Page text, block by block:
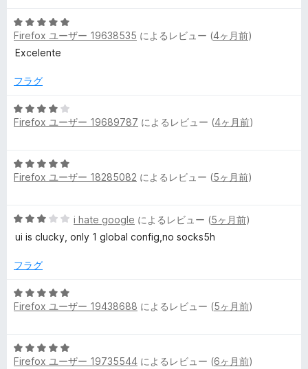
価
中
3
の
価
5
段
階
5
評
価
Firefox ユーザー 19638535 によるレビュー (4ヶ月前)
Excelente
フラグ
5
段
4
の
Firefox ユーザー 19689787 によるレビュー (4ヶ月前)
5
段
5
の
価
Firefox ユーザー 18285082 によるレビュー (5ヶ月前)
5
段
中
の
評
i hate google によるレビュー (5ヶ月前)
ui is clucky, only 1 global config,no socks5h
フラグ
5
段
5
の
Firefox ユーザー 19438688 によるレビュー (5ヶ月前)
5
段
Firefox ユーザー 19735544 によるレビュー (6ヶ月前)